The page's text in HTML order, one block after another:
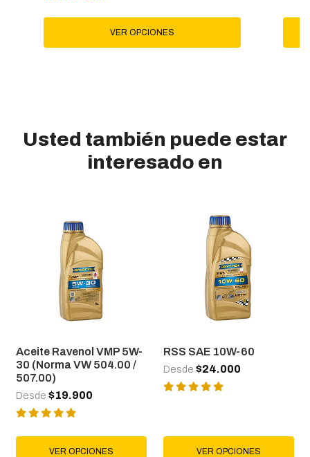
VER OPCIONES
Usted también puede estar
interesado en
Aceite Ravenol VMP 5W-
30 (Norma VW 504.00 /
507.00)
Desde $19.900
VER OPCIONES
RSS SAE 10W-60
Desde $24.000
VER OPCIONES